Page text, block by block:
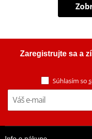
Zaregistrujte sa a
Súhlasím so